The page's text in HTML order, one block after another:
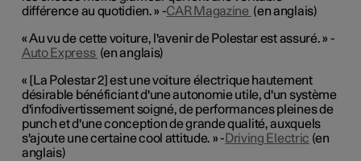
différence au quotidien. » -CAR Magazine (en anglais)
« Au vu de cette voiture, l'avenir de Polestar est assuré. » -
Auto Express (en anglais)
« [La Polestar 2] est une voiture électrique hautement
désirable bénéficiant d'une autonomie utile, d'un système
d'infodivertissement soigné, de performances pleines de
punch et d'une conception de grande qualité, auxquels
s'ajoute une certaine cool attitude. » - Driving Electric (en
anglais)